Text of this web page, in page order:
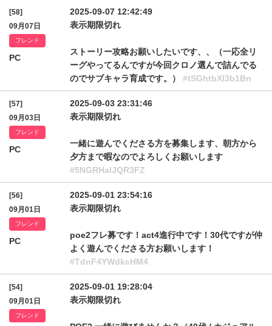
[58]
09月07日
フレンド
PC
2025-09-07 12:42:49
表示期限切れ
ストーリー攻略お願いしたいです、、（一応全リ
ーグやってるんですが今回クロノ選んで詰んでる
のでサブキャラ育成です。） #tSGhtbXl3b1Bn
[57]
09月03日
フレンド
PC
2025-09-03 23:31:46
表示期限切れ
一緒に遊んでくださる方を募集します、朝方から
夕方まで暇なのでよろしくお願いします
#5NGRHalJQR3FZ
[56]
09月01日
フレンド
PC
2025-09-01 23:54:16
表示期限切れ
poe2フレ募です！act4進行中です！30代ですが仲
よく遊んでくださる方お願いします！
#TdnF4YWdkcHM4
[54]
09月01日
フレンド
2025-09-01 19:28:04
表示期限切れ